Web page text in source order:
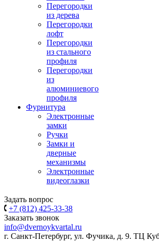
Перегородки
из дерева
Перегородки
лофт
Перегородки
из стального
профиля
Перегородки
из
алюминиевого
профиля
Фурнитура
Электронные
замки
Ручки
Замки и
дверные
механизмы
Электронные
видеоглазки
Задать вопрос
+7 (812) 425-33-38
Заказать звонок
info@dvernoykvartal.ru
г. Санкт-Петербург, ул. Фучика, д. 9. ТЦ